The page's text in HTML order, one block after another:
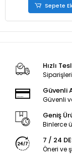
Sepete
Hızlı
Güvenli
Güvenli
Geniş
Binlerce
7 / 24
Öneri ve